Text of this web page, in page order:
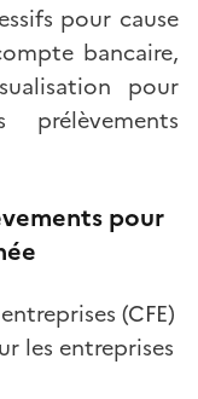
pour cause
bancaire,
pour
pour
(CFE)
les entreprises